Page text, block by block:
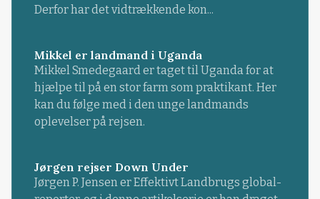
Derfor har det vidtrækkende kon...
Mikkel er landmand i Uganda
Mikkel Smedegaard er taget til Uganda for at
hjælpe til på en stor farm som praktikant. Her
kan du følge med i den unge landmands
oplevelser på rejsen.
Jørgen rejser Down Under
Jørgen P. Jensen er Effektivt Landbrugs global-